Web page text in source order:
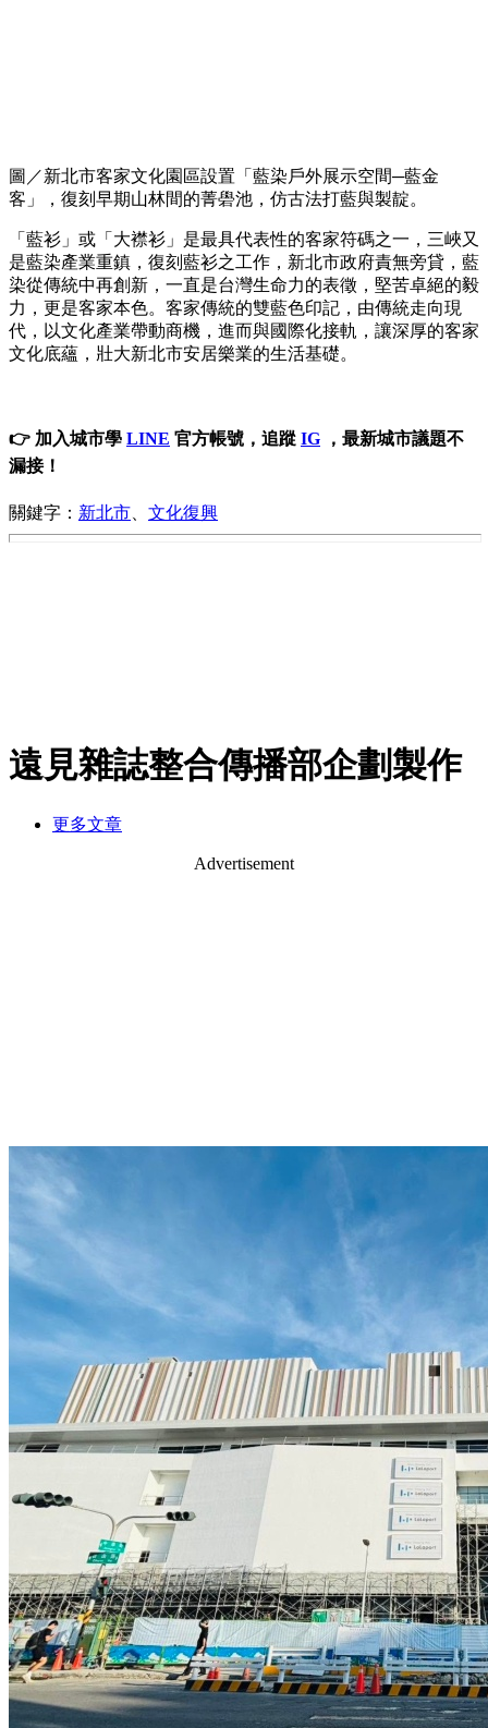
圖／新北市客家文化園區設置「藍染戶外展示空間─藍金
客」，復刻早期山林間的菁礐池，仿古法打藍與製靛。
「藍衫」或「大襟衫」是最具代表性的客家符碼之一，三峽又
是藍染產業重鎮，復刻藍衫之工作，新北市政府責無旁貸，藍
染從傳統中再創新，一直是台灣生命力的表徵，堅苦卓絕的毅
力，更是客家本色。客家傳統的雙藍色印記，由傳統走向現
代，以文化產業帶動商機，進而與國際化接軌，讓深厚的客家
文化底蘊，壯大新北市安居樂業的生活基礎。
👉 加入城市學 LINE 官方帳號，追蹤 IG ，最新城市議題不
漏接！
關鍵字： 新北市 文化復興
遠見雜誌整合傳播部企劃製作
更多文章
Advertisement